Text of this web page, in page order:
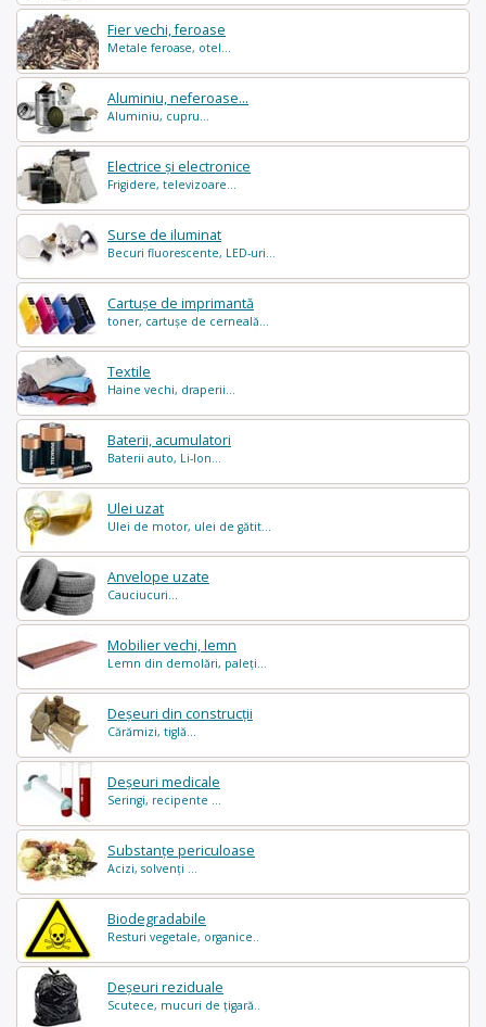
Fier vechi, feroase
Metale feroase, otel...
Aluminiu, neferoase...
Aluminiu, cupru...
Electrice și electronice
Frigidere, televizoare...
Surse de iluminat
Becuri fluorescente, LED-uri...
Cartușe de imprimantă
toner, cartușe de cerneală...
Textile
Haine vechi, draperii...
Baterii, acumulatori
Baterii auto, Li-Ion...
Ulei uzat
Ulei de motor, ulei de gătit...
Anvelope uzate
Cauciucuri...
Mobilier vechi, lemn
Lemn din demolări, paleți...
Deșeuri din construcții
Cărămizi, tiglă...
Deșeuri medicale
Seringi, recipente ...
Substanțe periculoase
Acizi, solvenți ...
Biodegradabile
Resturi vegetale, organice..
Deșeuri reziduale
Scutece, mucuri de țigară..